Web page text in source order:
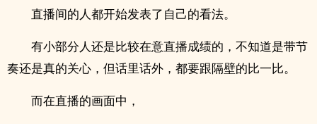
直播间的人都开始发表了自己的看法。
有小部分人还是比较在意直播成绩的，不知道是带节
奏还是真的关心，但话里话外，都要跟隔壁的比一比。
而在直播的画面中，